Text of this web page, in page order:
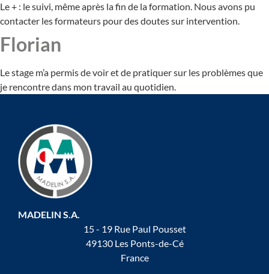
Le + : le suivi, même après la fin de la formation. Nous avons pu
contacter les formateurs pour des doutes sur intervention.
Florian
Le stage m’a permis de voir et de pratiquer sur les problèmes que
je rencontre dans mon travail au quotidien.
MADELIN S.A.
15 - 19 Rue Paul Pousset
49130 Les Ponts-de-Cé
France